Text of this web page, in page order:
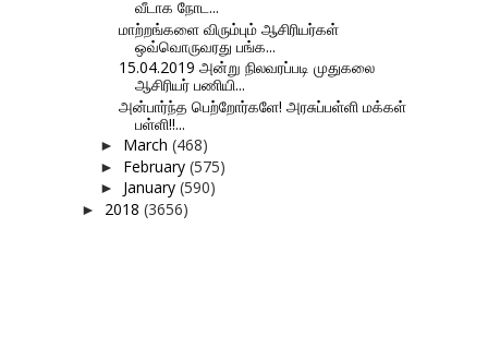
வீடாக நோட...
மாற்றங்களை விரும்பும் ஆசிரியர்கள்
ஒவ்வொருவரது பங்க...
15.04.2019 அன்று நிலவரப்படி முதுகலை
ஆசிரியர் பணியி...
அன்பார்ந்த பெற்றோர்களே! அரசுப்பள்ளி மக்கள்
பள்ளி!!...
► March (468)
► February (575)
► January (590)
► 2018 (3656)